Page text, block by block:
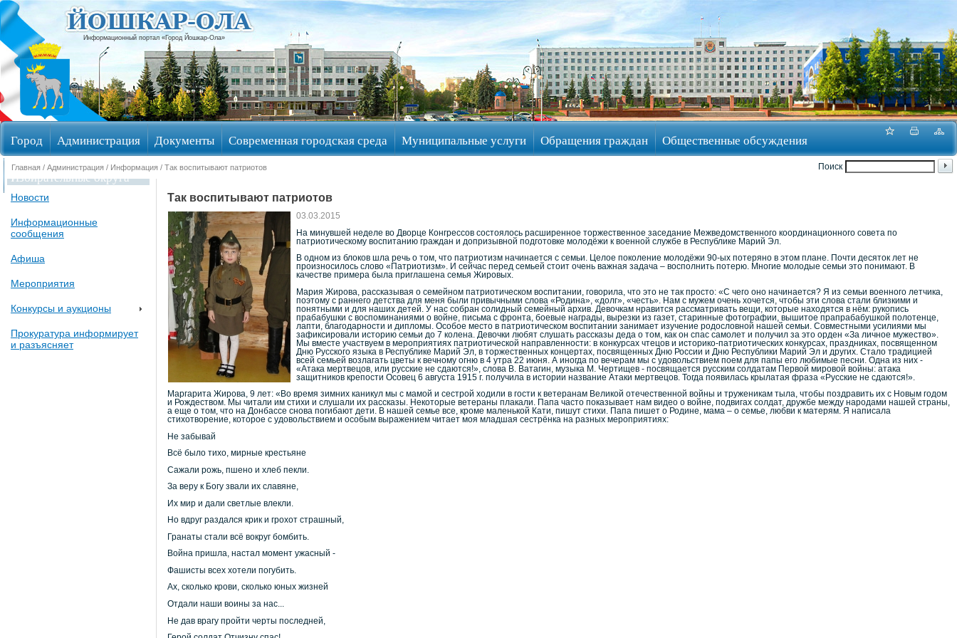
Информационный портал «Город Йошкар-Ола»
Город Администрация Документы Современная городская среда Муниципальные услуги Обращения граждан Общественные обсуждения
Избирательные округа
Поиск
Главная / Администрация / Информация / Так воспитывают патриотов
Новости
Информационные
сообщения
Афиша
Мероприятия
Конкурсы и аукционы
Прокуратура информирует
и разъясняет
Так воспитывают патриотов
03.03.2015
На минувшей неделе во Дворце Конгрессов состоялось расширенное торжественное заседание Межведомственного координационного совета по
патриотическому воспитанию граждан и допризывной подготовке молодёжи к военной службе в Республике Марий Эл.
В одном из блоков шла речь о том, что патриотизм начинается с семьи. Целое поколение молодёжи 90-ых потеряно в этом плане. Почти десяток лет не
произносилось слово «Патриотизм». И сейчас перед семьей стоит очень важная задача – восполнить потерю. Многие молодые семьи это понимают. В
качестве примера была приглашена семья Жировых.
Мария Жирова, рассказывая о семейном патриотическом воспитании, говорила, что это не так просто: «С чего оно начинается? Я из семьи военного летчика,
поэтому с раннего детства для меня были привычными слова «Родина», «долг», «честь». Нам с мужем очень хочется, чтобы эти слова стали близкими и
понятными и для наших детей. У нас собран солидный семейный архив. Девочкам нравится рассматривать вещи, которые находятся в нём: рукопись
прабабушки с воспоминаниями о войне, письма с фронта, боевые награды, вырезки из газет, старинные фотографии, вышитое прапрабабушкой полотенце,
лапти, благодарности и дипломы. Особое место в патриотическом воспитании занимает изучение родословной нашей семьи. Совместными усилиями мы
зафиксировали историю семьи до 7 колена. Девочки любят слушать рассказы деда о том, как он спас самолет и получил за это орден «За личное мужество».
Мы вместе участвуем в мероприятиях патриотической направленности: в конкурсах чтецов и историко-патриотических конкурсах, праздниках, посвященном
Дню Русского языка в Республике Марий Эл, в торжественных концертах, посвященных Дню России и Дню Республики Марий Эл и других. Стало традицией
всей семьей возлагать цветы к вечному огню в 4 утра 22 июня. А иногда по вечерам мы с удовольствием поем для папы его любимые песни. Одна из них -
«Атака мертвецов, или русские не сдаются!», слова В. Ватагин, музыка М. Чертищев - посвящается русским солдатам Первой мировой войны: атака
защитников крепости Осовец 6 августа 1915 г. получила в истории название Атаки мертвецов. Тогда появилась крылатая фраза «Русские не сдаются!».
Маргарита Жирова, 9 лет: «Во время зимних каникул мы с мамой и сестрой ходили в гости к ветеранам Великой отечественной войны и труженикам тыла, чтобы поздравить их с Новым годом
и Рождеством. Мы читали им стихи и слушали их рассказы. Некоторые ветераны плакали. Папа часто показывает нам видео о войне, подвигах солдат, дружбе между народами нашей страны,
а еще о том, что на Донбассе снова погибают дети. В нашей семье все, кроме маленькой Кати, пишут стихи. Папа пишет о Родине, мама – о семье, любви к матерям. Я написала
стихотворение, которое с удовольствием и особым выражением читает моя младшая сестрёнка на разных мероприятиях:
Не забывай
Всё было тихо, мирные крестьяне
Сажали рожь, пшено и хлеб пекли.
За веру к Богу звали их славяне,
Их мир и дали светлые влекли.
Но вдруг раздался крик и грохот страшный,
Гранаты стали всё вокруг бомбить.
Война пришла, настал момент ужасный -
Фашисты всех хотели погубить.
Ах, сколько крови, сколько юных жизней
Отдали наши воины за нас...
Не дав врагу пройти черты последней,